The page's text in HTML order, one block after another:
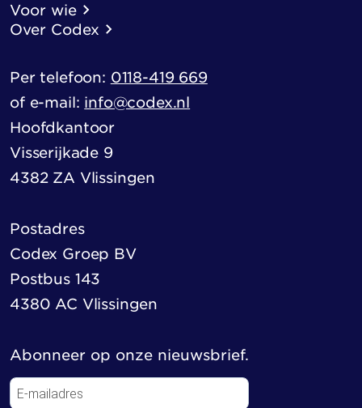
Voor wie
Over Codex
Per telefoon: 0118-419 669
of e-mail: info@codex.nl
Hoofdkantoor
Visserijkade 9
4382 ZA Vlissingen
Postadres
Codex Groep BV
Postbus 143
4380 AC Vlissingen
Abonneer op onze nieuwsbrief.